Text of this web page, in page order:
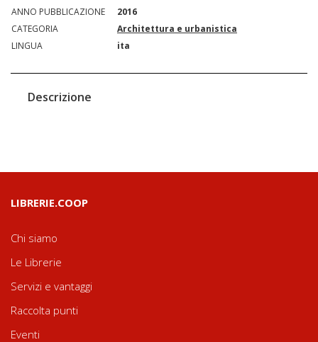
ANNO PUBBLICAZIONE
2016
CATEGORIA
Architettura e urbanistica
LINGUA
ita
Descrizione
LIBRERIE.COOP
Chi siamo
Le Librerie
Servizi e vantaggi
Raccolta punti
Eventi